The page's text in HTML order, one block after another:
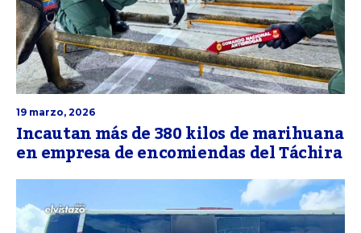
19 marzo, 2026
Incautan más de 380 kilos de marihuana
en empresa de encomiendas del Táchira